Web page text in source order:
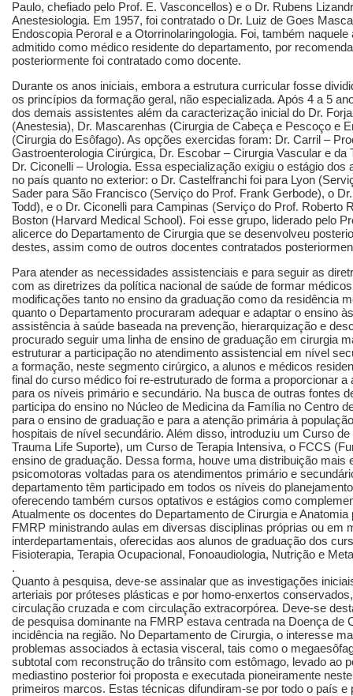
Paulo, chefiado pelo Prof. E. Vasconcellos) e o Dr. Rubens
Anestesiologia. Em 1957, foi contratado o Dr. Luiz de Goes
Endoscopia Peroral e a Otorrinolaringologia. Foi, também
admitido como médico residente do departamento, por
posteriormente foi contratado como docente.
Durante os anos iniciais, embora a estrutura curricular fosse
os princípios da formação geral, não especializada. Após 4 a 5
dos demais assistentes além da caracterização inicial do Dr.
(Anestesia), Dr. Mascarenhas (Cirurgia de Cabeça e Pescoço e
(Cirurgia do Esôfago). As opções exercidas foram: Dr. Carril –
Gastroenterologia Cirúrgica, Dr. Escobar – Cirurgia Vascular e da
Dr. Ciconelli – Urologia. Essa especialização exigiu o estágio
no país quanto no exterior: o Dr. Castelfranchi foi para Lyon
Sader para São Francisco (Serviço do Prof. Frank Gerbode), o
Todd), e o Dr. Ciconelli para Campinas (Serviço do Prof. Roberto
Boston (Harvard Medical School). Foi esse grupo, liderado pelo
alicerce do Departamento de Cirurgia que se desenvolveu
destes, assim como de outros docentes contratados
Para atender as necessidades assistenciais e para seguir as
com as diretrizes da política nacional de saúde de formar
modificações tanto no ensino da graduação como da residência
quanto o Departamento procuraram adequar e adaptar o ensino
assistência à saúde baseada na prevenção, hierarquização e
procurado seguir uma linha de ensino de graduação em cirurgia
estruturar a participação no atendimento assistencial em nível
a formação, neste segmento cirúrgico, a alunos e médicos
final do curso médico foi re-estruturado de forma a proporcionar
para os níveis primário e secundário. Na busca de outras fontes
participa do ensino no Núcleo de Medicina da Família no Centro
para o ensino de graduação e para a atenção primária à
hospitais de nível secundário. Além disso, introduziu um Curso
Trauma Life Suporte), um Curso de Terapia Intensiva, o FCCS
ensino de graduação. Dessa forma, houve uma distribuição mais
psicomotoras voltadas para os atendimentos primário e
departamento têm participado em todos os níveis do
oferecendo também cursos optativos e estágios como
Atualmente os docentes do Departamento de Cirurgia e
FMRP ministrando aulas em diversas disciplinas próprias ou em
interdepartamentais, oferecidas aos alunos de graduação dos
Fisioterapia, Terapia Ocupacional, Fonoaudiologia, Nutrição e
.
Quanto à pesquisa, deve-se assinalar que as investigações
arteriais por próteses plásticas e por homo-enxertos
circulação cruzada e com circulação extracorpórea. Deve-se
de pesquisa dominante na FMRP estava centrada na Doença de
incidência na região. No Departamento de Cirurgia, o interesse
problemas associados à ectasia visceral, tais como o
subtotal com reconstrução do trânsito com estômago, levado ao
mediastino posterior foi proposta e executada pioneiramente
primeiros marcos. Estas técnicas difundiram-se por todo o país